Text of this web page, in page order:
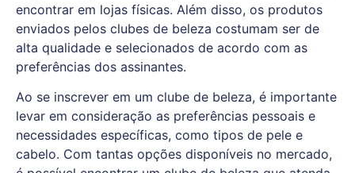
encontrar em lojas físicas. Além disso, os produtos
enviados pelos clubes de beleza costumam ser de
alta qualidade e selecionados de acordo com as
preferências dos assinantes.
Ao se inscrever em um clube de beleza, é importante
levar em consideração as preferências pessoais e
necessidades específicas, como tipos de pele e
cabelo. Com tantas opções disponíveis no mercado,